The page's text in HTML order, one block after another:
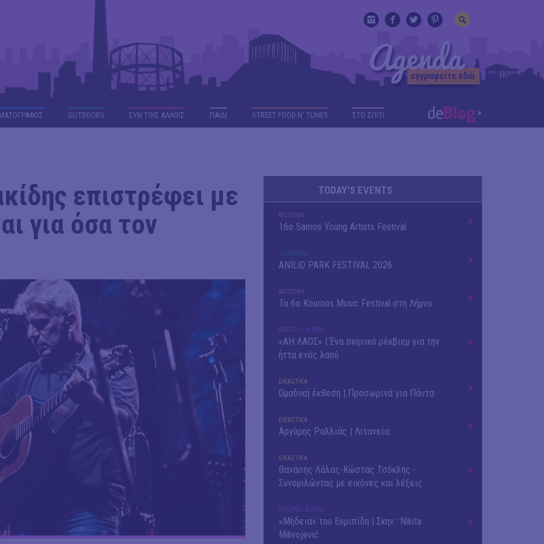
OUTDΟORS ΣΥΝ ΤΟΙΣ ΑΛΛΟΙΣ ΠΑΙΔΙ STREET FOOD N' TUNES ΣΤΟ ΣΠΙΤΙ
επιστρέφει με
για όσα τον
TODAY'S EVENTS
ΜΟΥΣΙΚΗ
16o Samos Young Artists Festival
OUTDΟORS
ANILIO PARK FESTIVAL 2026
ΜΟΥΣΙΚΗ
Το 6ο Kournos Music Festival στη Λήμνο
ΘΕΑΤΡΟ / ΧΟΡΟΣ
«ΑΗ ΛΑΟΣ» | Ένα σκηνικό ρέκβιεμ για την
ήττα ενός λαού
ΕΙΚΑΣΤΙΚΑ
Ομαδική έκθεση | Προσωρινά για Πάντα
ΕΙΚΑΣΤΙΚΑ
Αργύρης Ραλλιάς | Λιτανεία
ΕΙΚΑΣΤΙΚΑ
Θανάσης Λάλας-Κώστας Τσόκλης -
Συνομιλώντας με εικόνες και λέξεις
ΘΕΑΤΡΟ / ΧΟΡΟΣ
«Μήδεια» του Ευριπίδη | Σκην.: Nikita
Milivojević